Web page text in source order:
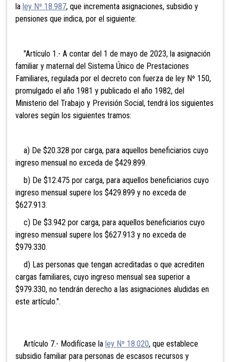
la ley Nº 18.987, que incrementa asignaciones, subsidio y
pensiones que indica, por el siguiente:
"Artículo 1.- A contar del 1 de mayo de 2023, la asignación
familiar y maternal del Sistema Único de Prestaciones
Familiares, regulada por el decreto con fuerza de ley Nº 150,
promulgado el año 1981 y publicado el año 1982, del
Ministerio del Trabajo y Previsión Social, tendrá los siguientes
valores según los siguientes tramos:
a) De $20.328 por carga, para aquellos beneficiarios cuyo
ingreso mensual no exceda de $429.899.
b) De $12.475 por carga, para aquellos beneficiarios cuyo
ingreso mensual supere los $429.899 y no exceda de
$627.913.
c) De $3.942 por carga, para aquellos beneficiarios cuyo
ingreso mensual supere los $627.913 y no exceda de
$979.330.
d) Las personas que tengan acreditadas o que acrediten
cargas familiares, cuyo ingreso mensual sea superior a
$979.330, no tendrán derecho a las asignaciones aludidas en
este artículo.".
Artículo 7.- Modifícase la ley Nº 18.020, que establece
subsidio familiar para personas de escasos recursos y